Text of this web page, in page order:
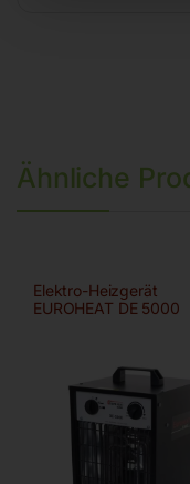
Ähnliche
Elektro-Heizgerät
EUROHEAT DE 5000